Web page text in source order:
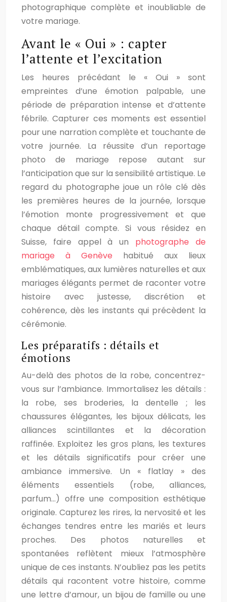
photographique complète et inoubliable de
votre mariage.
Avant le « Oui » : capter
l’attente et l’excitation
Les heures précédant le « Oui » sont
empreintes d’une émotion palpable, une
période de préparation intense et d’attente
fébrile. Capturer ces moments est essentiel
pour une narration complète et touchante de
votre journée. La réussite d’un reportage
photo de mariage repose autant sur
l’anticipation que sur la sensibilité artistique. Le
regard du photographe joue un rôle clé dès
les premières heures de la journée, lorsque
l’émotion monte progressivement et que
chaque détail compte. Si vous résidez en
Suisse, faire appel à un photographe de
mariage à Genève habitué aux lieux
emblématiques, aux lumières naturelles et aux
mariages élégants permet de raconter votre
histoire avec justesse, discrétion et
cohérence, dès les instants qui précèdent la
cérémonie.
Les préparatifs : détails et
émotions
Au-delà des photos de la robe, concentrez-
vous sur l’ambiance. Immortalisez les détails :
la robe, ses broderies, la dentelle ; les
chaussures élégantes, les bijoux délicats, les
alliances scintillantes et la décoration
raffinée. Exploitez les gros plans, les textures
et les détails significatifs pour créer une
ambiance immersive. Un « flatlay » des
éléments essentiels (robe, alliances,
parfum…) offre une composition esthétique
originale. Capturez les rires, la nervosité et les
échanges tendres entre les mariés et leurs
proches. Des photos naturelles et
spontanées reflètent mieux l’atmosphère
unique de ces instants. N’oubliez pas les petits
détails qui racontent votre histoire, comme
une lettre d’amour, un bijou de famille ou une